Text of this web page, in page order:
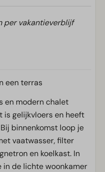
per vakantieverblijf
een terras
en modern chalet
is gelijkvloers en heeft
binnenkomst loop je
vaatwasser, filter
en koelkast. In
in de lichte woonkamer